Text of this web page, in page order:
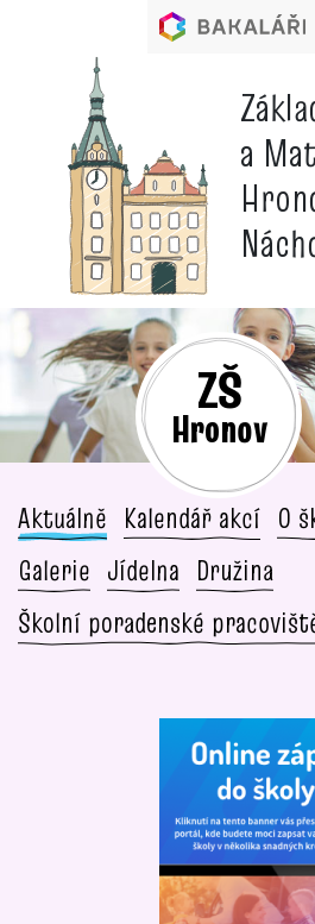
a
ZŠ
Hronov
Aktuálně Kalendář akcí O
Galerie Jídelna Družina
Školní poradenské